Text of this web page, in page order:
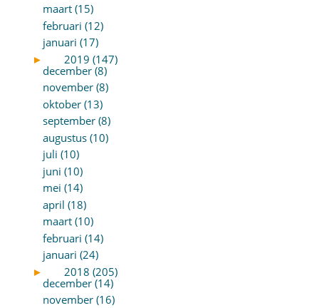
maart (15)
februari (12)
januari (17)
►
2019 (147)
december (8)
november (8)
oktober (13)
september (8)
augustus (10)
juli (10)
juni (10)
mei (14)
april (18)
maart (10)
februari (14)
januari (24)
►
2018 (205)
december (14)
november (16)